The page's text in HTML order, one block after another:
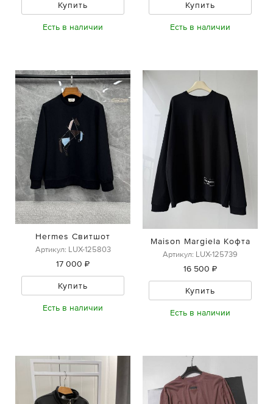
Купить
Есть в наличии
Купить
Есть в наличии
Hermes Свитшот
Артикул: LUX-125803
17 000 ₽
Купить
Есть в наличии
Maison Margiela Кофта
Артикул: LUX-125739
16 500 ₽
Купить
Есть в наличии